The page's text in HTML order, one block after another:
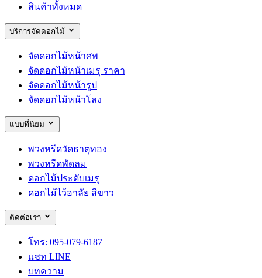
สินค้าทั้งหมด
บริการจัดดอกไม้
จัดดอกไม้หน้าศพ
จัดดอกไม้หน้าเมรุ ราคา
จัดดอกไม้หน้ารูป
จัดดอกไม้หน้าโลง
แบบที่นิยม
พวงหรีดวัดธาตุทอง
พวงหรีดพัดลม
ดอกไม้ประดับเมรุ
ดอกไม้ไว้อาลัย สีขาว
ติดต่อเรา
โทร: 095-079-6187
แชท LINE
บทความ